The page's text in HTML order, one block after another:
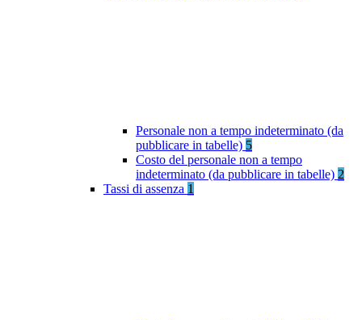
Personale non a tempo indeterminato (da
pubblicare in tabelle) 5
Costo del personale non a tempo
indeterminato (da pubblicare in tabelle) 2
Tassi di assenza 1